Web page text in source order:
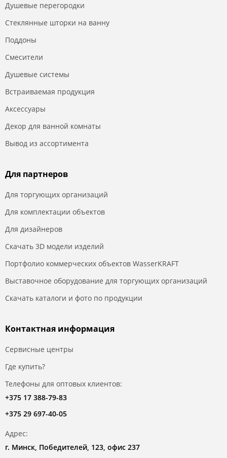
Душевые перегородки
Стеклянные шторки на ванну
Поддоны
Смесители
Душевые системы
Встраиваемая продукция
Аксессуары
Декор для ванной комнаты
Вывод из ассортимента
Для партнеров
Для торгующих организаций
Для комплектации объектов
Для дизайнеров
Скачать 3D модели изделий
Портфолио коммерческих объектов WasserKRAFT
Выставочное оборудование для торгующих организаций
Скачать каталоги и фото по продукции
Контактная информация
Сервисные центры
Где купить?
Телефоны для оптовых клиентов:
+375 17 388-79-83
+375 29 697-40-05
Адрес:
г. Минск, Победителей, 123, офис 237